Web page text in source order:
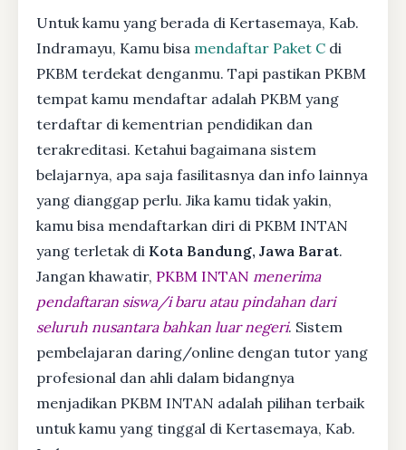
Untuk kamu yang berada di Kertasemaya, Kab.
Indramayu, Kamu bisa mendaftar Paket C di
PKBM terdekat denganmu. Tapi pastikan PKBM
tempat kamu mendaftar adalah PKBM yang
terdaftar di kementrian pendidikan dan
terakreditasi. Ketahui bagaimana sistem
belajarnya, apa saja fasilitasnya dan info lainnya
yang dianggap perlu. Jika kamu tidak yakin,
kamu bisa mendaftarkan diri di PKBM INTAN
yang terletak di Kota Bandung, Jawa Barat.
Jangan khawatir, PKBM INTAN menerima
pendaftaran siswa/i baru atau pindahan dari
seluruh nusantara bahkan luar negeri. Sistem
pembelajaran daring/online dengan tutor yang
profesional dan ahli dalam bidangnya
menjadikan PKBM INTAN adalah pilihan terbaik
untuk kamu yang tinggal di Kertasemaya, Kab.